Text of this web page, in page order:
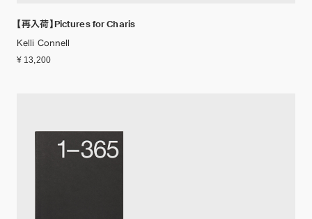
【再入荷】Pictures for Charis
Kelli Connell
¥ 13,200